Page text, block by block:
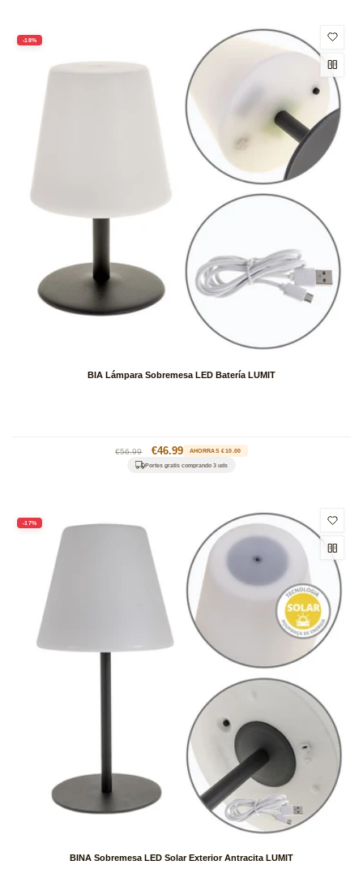
-18%
BIA Lámpara Sobremesa LED Batería LUMIT
Precio
habitual
€56.99
Precio
de
€46.99 AHORRAS €10.00
Portes gratis comprando 3 uds
-17%
BINA Sobremesa LED Solar Exterior Antracita LUMIT